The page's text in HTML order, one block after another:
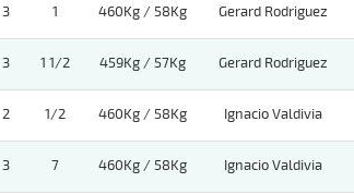
3 1 460Kg / 58Kg Gerard Rodriguez
3 1 1/2 459Kg / 57Kg Gerard Rodriguez
2 1/2 460Kg / 58Kg Ignacio Valdivia
3 7 460Kg / 58Kg Ignacio Valdivia